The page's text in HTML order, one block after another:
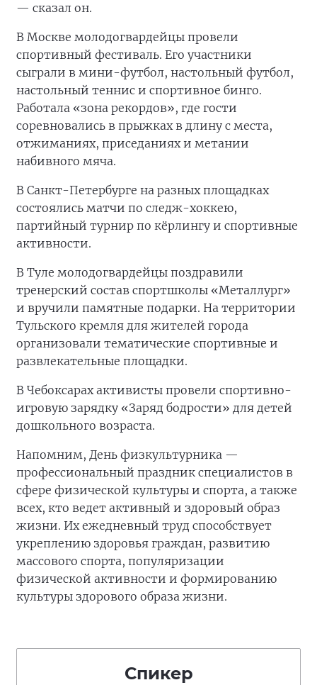
— сказал он.
В Москве молодогвардейцы провели
спортивный фестиваль. Его участники
сыграли в мини-футбол, настольный футбол,
настольный теннис и спортивное бинго.
Работала «зона рекордов», где гости
соревновались в прыжках в длину с места,
отжиманиях, приседаниях и метании
набивного мяча.
В Санкт-Петербурге на разных площадках
состоялись матчи по следж-хоккею,
партийный турнир по кёрлингу и спортивные
активности.
В Туле молодогвардейцы поздравили
тренерский состав спортшколы «Металлург»
и вручили памятные подарки. На территории
Тульского кремля для жителей города
организовали тематические спортивные и
развлекательные площадки.
В Чебоксарах активисты провели спортивно-
игровую зарядку «Заряд бодрости» для детей
дошкольного возраста.
Напомним, День физкультурника —
профессиональный праздник специалистов в
сфере физической культуры и спорта, а также
всех, кто ведет активный и здоровый образ
жизни. Их ежедневный труд способствует
укреплению здоровья граждан, развитию
массового спорта, популяризации
физической активности и формированию
культуры здорового образа жизни.
Спикер